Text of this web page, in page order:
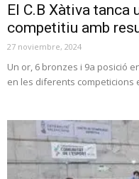
El C.B Xàtiva tanca
competitiu amb
27 noviembre, 2024
Un or, 6 bronzes i 9a posició
en les diferents competicions